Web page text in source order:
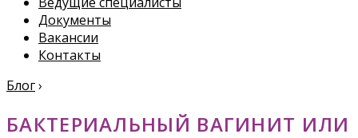
Документы
Вакансии
Контакты
Блог›
БАКТЕРИАЛЬНЫЙ ВАГИНИТ ИЛИ